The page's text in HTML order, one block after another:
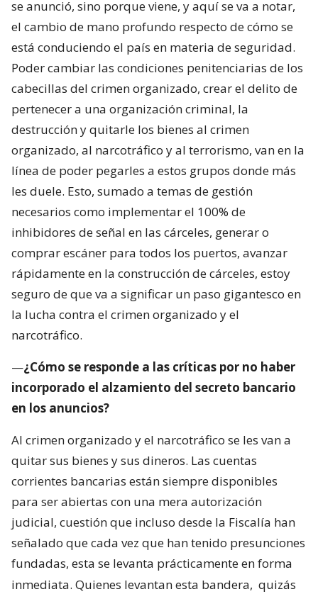
se anunció, sino porque viene, y aquí se va a notar,
el cambio de mano profundo respecto de cómo se
está conduciendo el país en materia de seguridad.
Poder cambiar las condiciones penitenciarias de los
cabecillas del crimen organizado, crear el delito de
pertenecer a una organización criminal, la
destrucción y quitarle los bienes al crimen
organizado, al narcotráfico y al terrorismo, van en la
línea de poder pegarles a estos grupos donde más
les duele. Esto, sumado a temas de gestión
necesarios como implementar el 100% de
inhibidores de señal en las cárceles, generar o
comprar escáner para todos los puertos, avanzar
rápidamente en la construcción de cárceles, estoy
seguro de que va a significar un paso gigantesco en
la lucha contra el crimen organizado y el
narcotráfico.
—¿Cómo se responde a las críticas por no haber
incorporado el alzamiento del secreto bancario
en los anuncios?
Al crimen organizado y el narcotráfico se les van a
quitar sus bienes y sus dineros. Las cuentas
corrientes bancarias están siempre disponibles
para ser abiertas con una mera autorización
judicial, cuestión que incluso desde la Fiscalía han
señalado que cada vez que han tenido presunciones
fundadas, esta se levanta prácticamente en forma
inmediata. Quienes levantan esta bandera, quizás